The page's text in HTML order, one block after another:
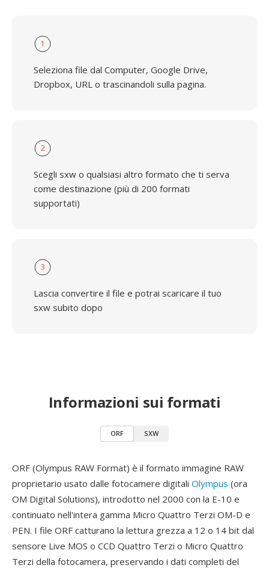
1
Seleziona file dal Computer, Google Drive,
Dropbox, URL o trascinandoli sulla pagina.
2
Scegli sxw o qualsiasi altro formato che ti serva
come destinazione (più di 200 formati
supportati)
3
Lascia convertire il file e potrai scaricare il tuo
sxw subito dopo
Informazioni sui formati
ORF SXW
ORF (Olympus RAW Format) è il formato immagine RAW
proprietario usato dalle fotocamere digitali Olympus (ora
OM Digital Solutions), introdotto nel 2000 con la E-10 e
continuato nell'intera gamma Micro Quattro Terzi OM-D e
PEN. I file ORF catturano la lettura grezza a 12 o 14 bit dal
sensore Live MOS o CCD Quattro Terzi o Micro Quattro
Terzi della fotocamera, preservando i dati completi del